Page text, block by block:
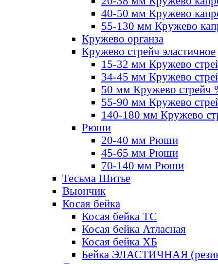
40-50 мм Кружево
55-130 мм Кружево
Кружево органза
Кружево стрейч эластичное
15-32 мм Кружево
34-45 мм Кружево
50 мм Кружево стрейч
55-90 мм Кружево
140-180 мм Кружево
Рюши
20-40 мм Рюши
45-65 мм Рюши
70-140 мм Рюши
Тесьма Шитье
Вьюнчик
Косая бейка
Косая бейка ТС
Косая бейка Атласная
Косая бейка ХБ
Бейка ЭЛАСТИЧНАЯ